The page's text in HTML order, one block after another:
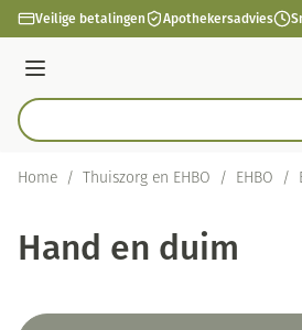
Ga naar de inhoud
Veilige betalingen Apothekersadvies
Menu
Product, merk, categorie...
Home / Thuiszorg en EHBO / EHBO /
Hand en duim